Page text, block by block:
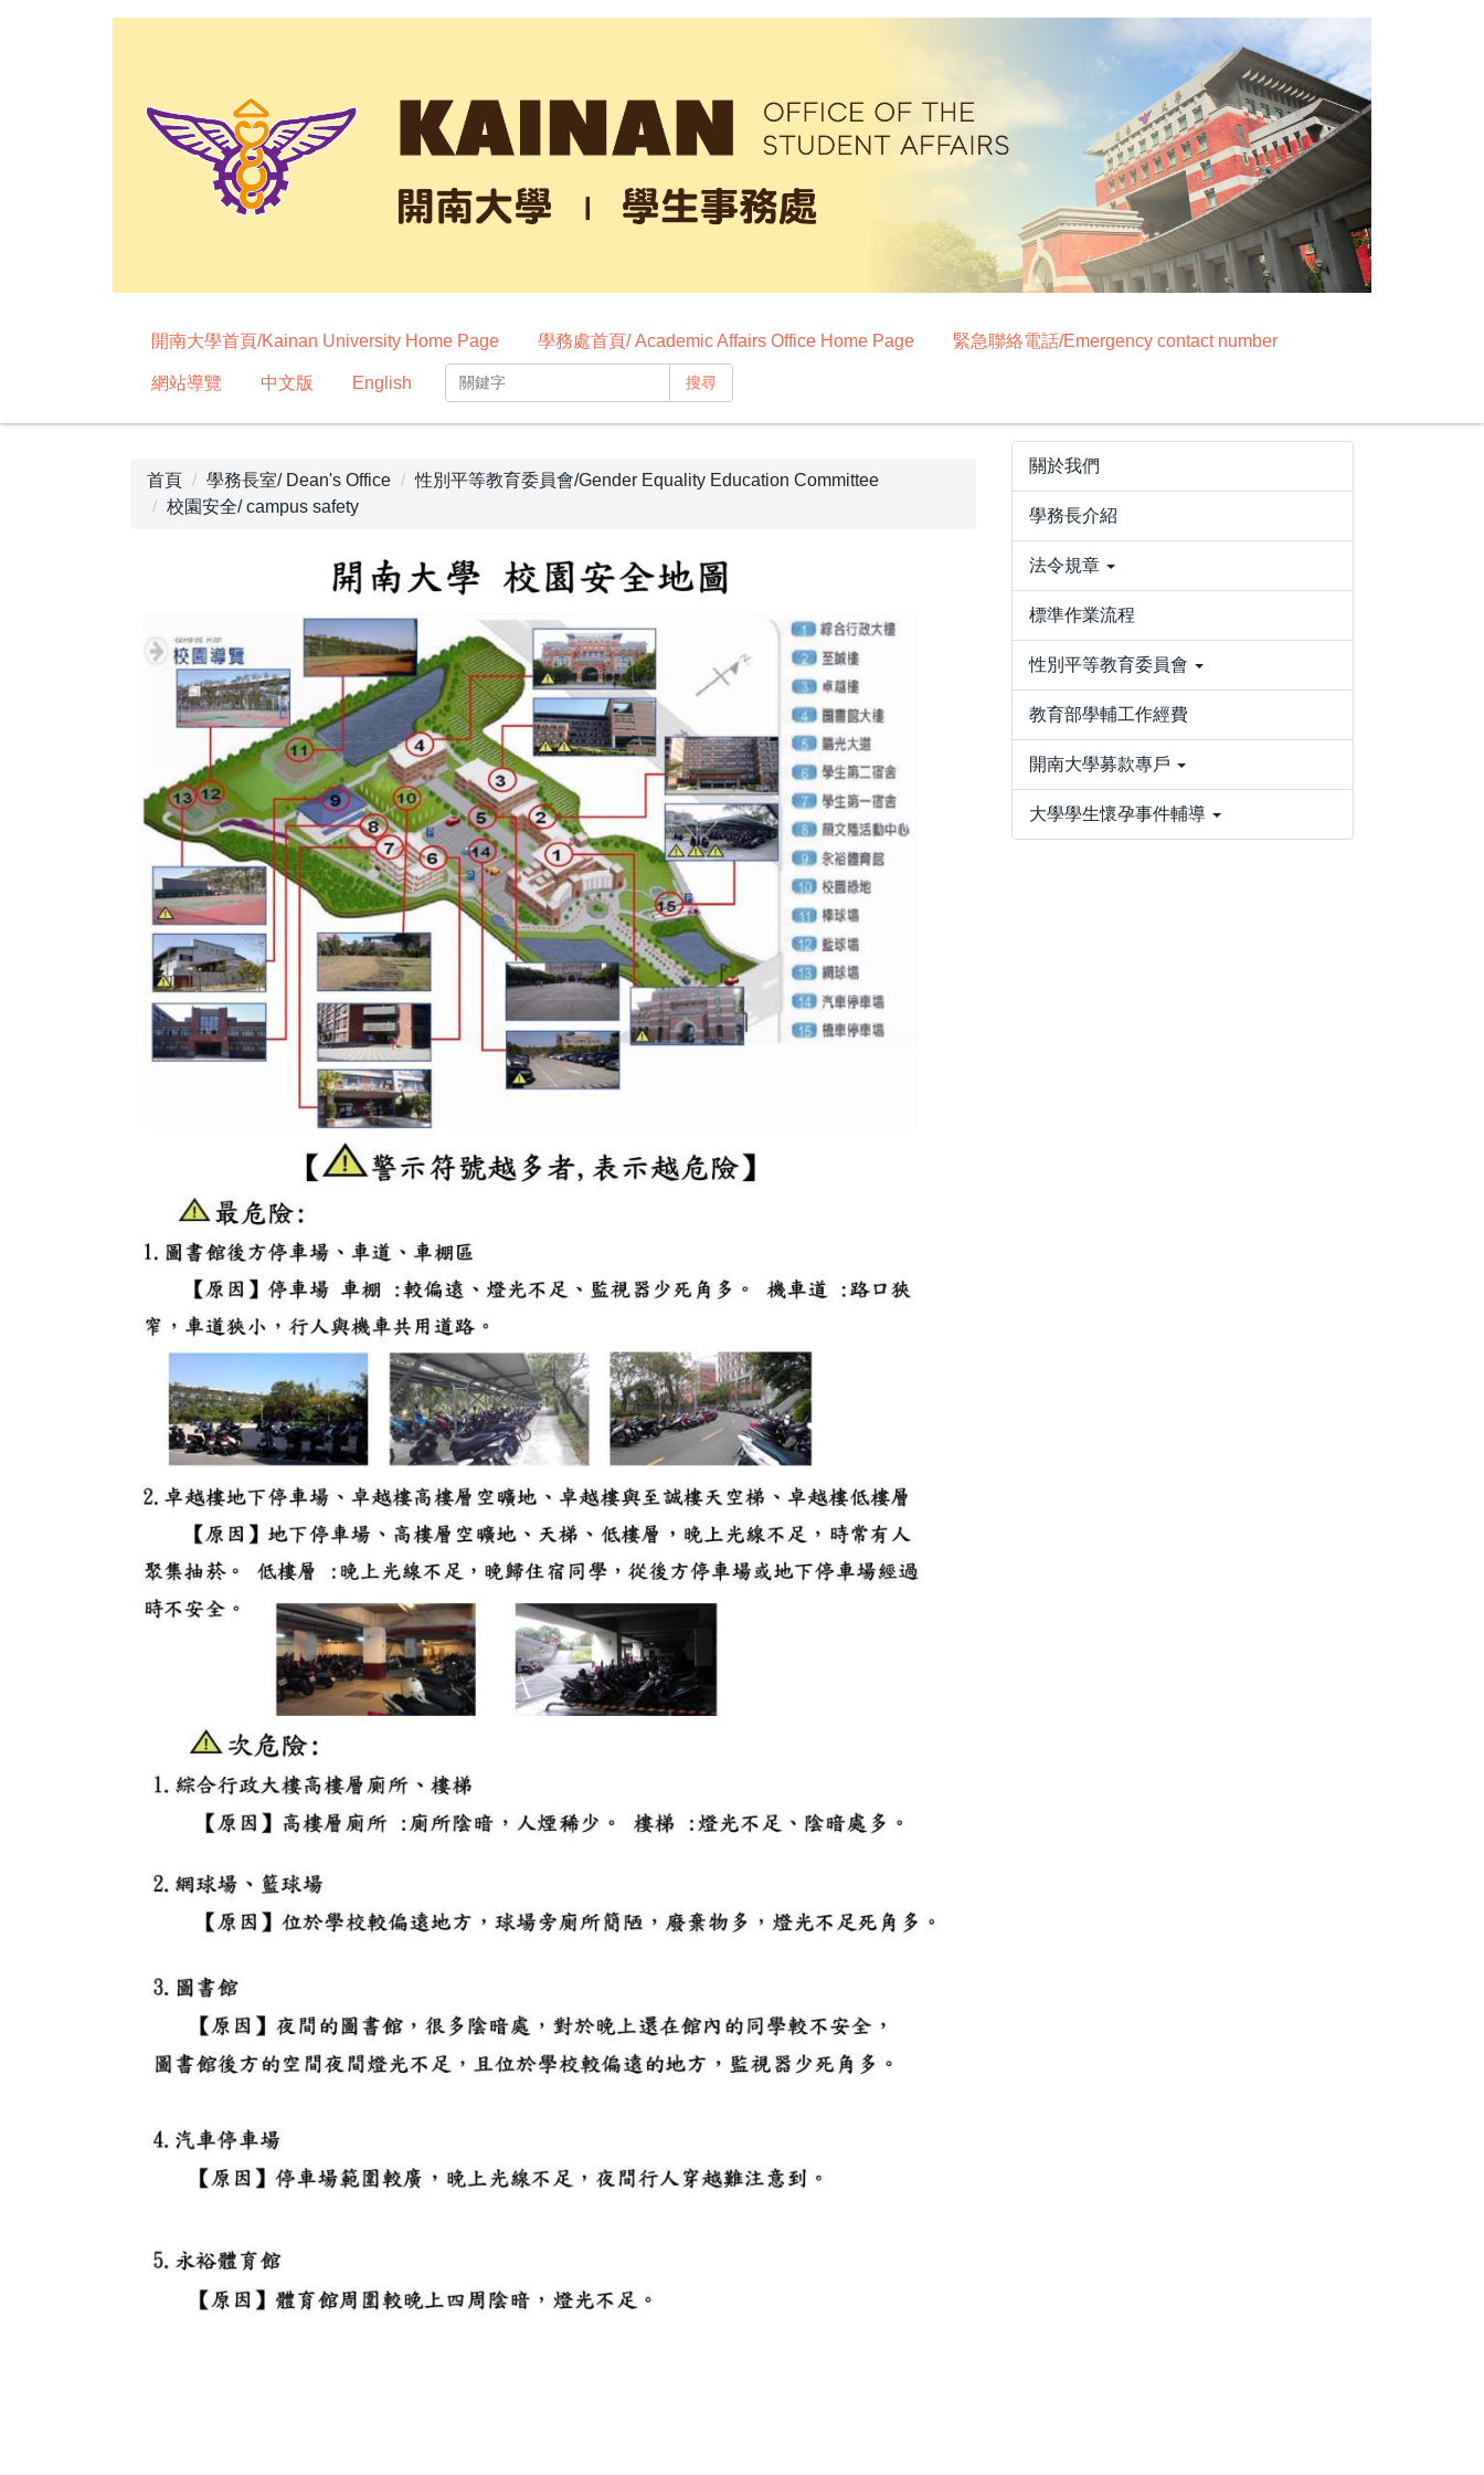
開南大學首頁/Kainan University Home Page 學務處首頁/ Academic Affairs Office Home Page 緊急聯絡電話/Emergency contact number
網站導覽 中文版 English 搜尋
首頁 學務長室/ Dean's Office
性別平等教育委員會/Gender Equality Education Committee
校園安全/ campus safety
關於我們
學務長介紹
法令規章
標準作業流程
性別平等教育委員會
教育部學輔工作經費
開南大學募款專戶
大學學生懷孕事件輔導